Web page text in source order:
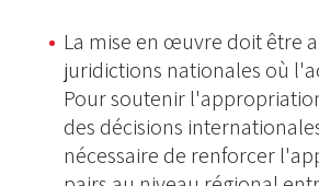
La mise en œuvre doit être
juridictions nationales où
Pour soutenir
des décisions
nécessaire de renforcer